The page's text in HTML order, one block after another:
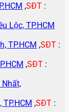
,SĐT :
Lộc, TP.HCM
TP.HCM ,SĐT :
,SĐT :
Nhất,
,SĐT :